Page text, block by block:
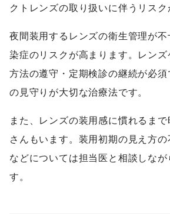
クトレンズの取り扱いに伴うリスク
夜間装用するレンズの衛生管理が
染症のリスクが高まります。レン
方法の遵守・定期検診の継続が必
の見守りが大切な治療法です。
また、レンズの装用感に慣れるま
さんもいます。装用初期の見え方
などについては担当医と相談しなが
す。